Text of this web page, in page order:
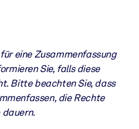
eine Zusammenfassung
Sie, falls diese
Bitte beachten Sie, dass
die Rechte
dauern.